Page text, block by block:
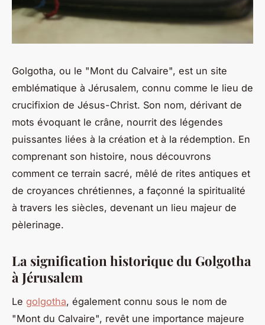
Golgotha, ou le "Mont du Calvaire", est un site
emblématique à Jérusalem, connu comme le lieu de
crucifixion de Jésus-Christ. Son nom, dérivant de
mots évoquant le crâne, nourrit des légendes
puissantes liées à la création et à la rédemption. En
comprenant son histoire, nous découvrons
comment ce terrain sacré, mêlé de rites antiques et
de croyances chrétiennes, a façonné la spiritualité
à travers les siècles, devenant un lieu majeur de
pèlerinage.
La signification historique du Golgotha
à Jérusalem
Le golgotha, également connu sous le nom de
"Mont du Calvaire", revêt une importance majeure